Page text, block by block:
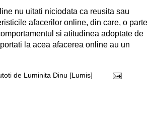
nu uitati niciodata ca reusita sau
afacerilor online, din care, o parte
si atitudinea adoptate de
la acea afacerea online au un
de Luminita Dinu [Lumis]